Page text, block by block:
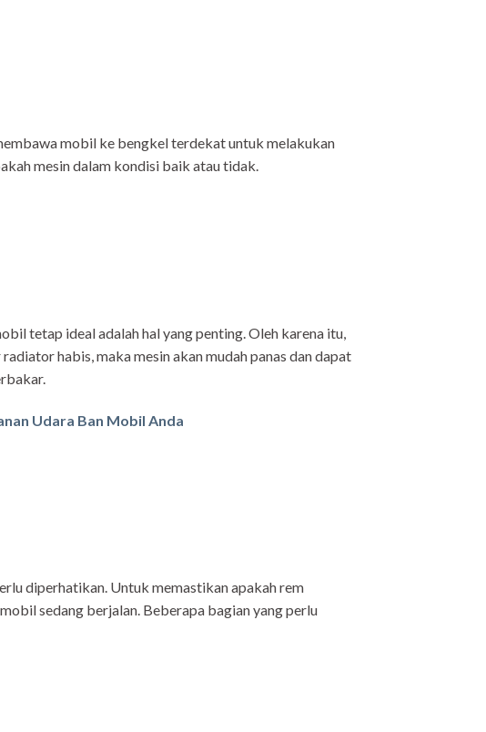
mobil ke bengkel terdekat untuk melakukan
mesin dalam kondisi baik atau tidak.
tetap ideal adalah hal yang penting. Oleh karena itu,
habis, maka mesin akan mudah panas dan dapat
Udara Ban Mobil Anda
diperhatikan. Untuk memastikan apakah rem
sedang berjalan. Beberapa bagian yang perlu